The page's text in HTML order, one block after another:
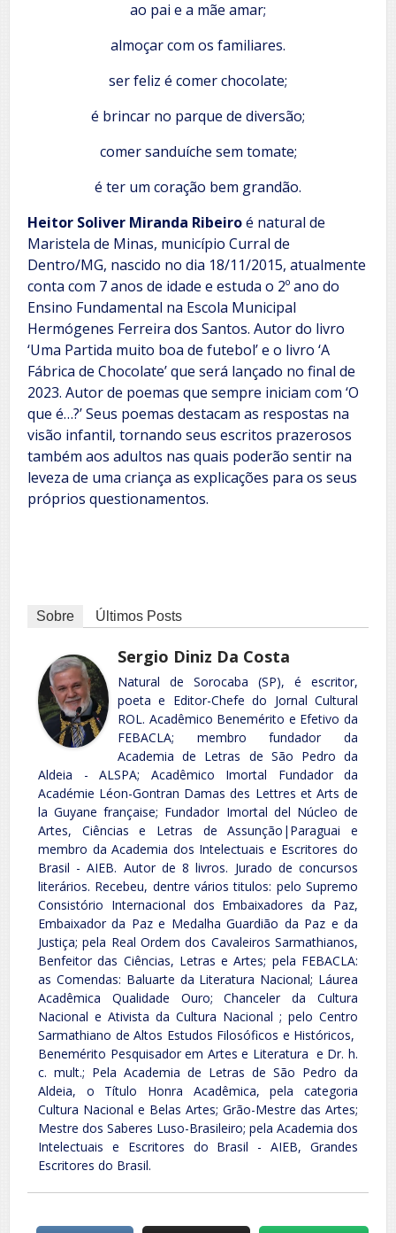
ao pai e a mãe amar;
almoçar com os familiares.
ser feliz é comer chocolate;
é brincar no parque de diversão;
comer sanduíche sem tomate;
é ter um coração bem grandão.
Heitor Soliver Miranda Ribeiroé natural de
Maristela de Minas, município Curral de
Dentro/MG, nascido no dia 18/11/2015, atualmente
conta com 7 anos de idade e estuda o 2º ano do
Ensino Fundamental na Escola Municipal
Hermógenes Ferreira dos Santos. Autor do livro
‘Uma Partida muito boa de futebol’ e o livro ‘A
Fábrica de Chocolate’ que será lançado no final de
2023. Autor de poemas que sempre iniciam com ‘O
que é…?’ Seus poemas destacam as respostas na
visão infantil, tornando seus escritos prazerosos
também aos adultos nas quais poderão sentir na
leveza de uma criança as explicações para os seus
próprios questionamentos.
Sobre Últimos Posts
Sergio Diniz Da Costa
Natural de Sorocaba (SP), é escritor,
poeta e Editor-Chefe do Jornal Cultural
ROL. Acadêmico Benemérito e Efetivo da
FEBACLA; membro fundador da
Academia de Letras de São Pedro da
Aldeia - ALSPA; Acadêmico Imortal Fundador da
Académie Léon-Gontran Damas des Lettres et Arts de
la Guyane française; Fundador Imortal del Núcleo de
Artes, Ciências e Letras de Assunção|Paraguai e
membro da Academia dos Intelectuais e Escritores do
Brasil - AIEB. Autor de 8 livros. Jurado de concursos
literários. Recebeu, dentre vários titulos: pelo Supremo
Consistório Internacional dos Embaixadores da Paz,
Embaixador da Paz e Medalha Guardião da Paz e da
Justiça; pela Real Ordem dos Cavaleiros Sarmathianos,
Benfeitor das Ciências, Letras e Artes; pela FEBACLA:
as Comendas: Baluarte da Literatura Nacional; Láurea
Acadêmica Qualidade Ouro; Chanceler da Cultura
Nacional e Ativista da Cultura Nacional ; pelo Centro
Sarmathiano de Altos Estudos Filosóficos e Históricos,
Benemérito Pesquisador em Artes e Literatura e Dr. h.
c. mult.; Pela Academia de Letras de São Pedro da
Aldeia, o Título Honra Acadêmica, pela categoria
Cultura Nacional e Belas Artes; Grão-Mestre das Artes;
Mestre dos Saberes Luso-Brasileiro; pela Academia dos
Intelectuais e Escritores do Brasil - AIEB, Grandes
Escritores do Brasil.